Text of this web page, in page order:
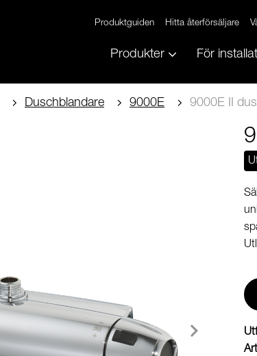
Produktguiden Hitta återförsäljare
Produkter För
Duschblandare 9000E 9000E II